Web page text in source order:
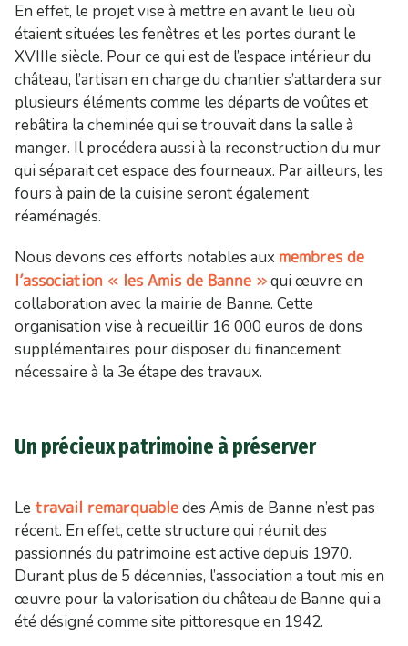
En effet, le projet vise à mettre en avant le lieu où
étaient situées les fenêtres et les portes durant le
XVIIIe siècle. Pour ce qui est de l’espace intérieur du
château, l’artisan en charge du chantier s’attardera sur
plusieurs éléments comme les départs de voûtes et
rebâtira la cheminée qui se trouvait dans la salle à
manger. Il procédera aussi à la reconstruction du mur
qui séparait cet espace des fourneaux. Par ailleurs, les
fours à pain de la cuisine seront également
réaménagés.
Nous devons ces efforts notables aux membres de
l’association « les Amis de Banne »qui œuvre en
collaboration avec la mairie de Banne. Cette
organisation vise à recueillir 16 000 euros de dons
supplémentaires pour disposer du financement
nécessaire à la 3e étape des travaux.
Un précieux patrimoine à préserver
Le travail remarquabledes Amis de Banne n’est pas
récent. En effet, cette structure qui réunit des
passionnés du patrimoine est active depuis 1970.
Durant plus de 5 décennies, l’association a tout mis en
œuvre pour la valorisation du château de Banne qui a
été désigné comme site pittoresque en 1942.